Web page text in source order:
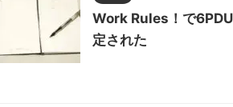
Work Rules！で
定された